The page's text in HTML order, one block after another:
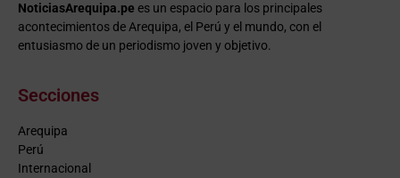
NoticiasArequipa.pe es un espacio para los principales
acontecimientos de Arequipa, el Perú y el mundo, con el
entusiasmo de un periodismo joven y objetivo.
Secciones
Arequipa
Perú
Internacional